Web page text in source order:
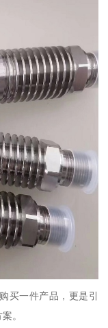
买一件产品，更是引
。